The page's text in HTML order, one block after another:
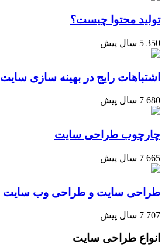
تولید محتوا چیست؟
350 5 سال پیش
اشتباهات رایج در بهینه سازی سایت
680 7 سال پیش
چارچوب طراحی سایت
665 7 سال پیش
طراحی سایت و طراحی وب سایت
707 7 سال پیش
انواع طراحی سایت